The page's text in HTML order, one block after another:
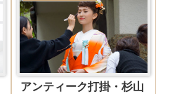
アンティーク打掛・杉山